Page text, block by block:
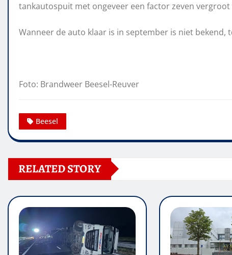
tankautospuit met ongeveer een factor zeven
Wanneer de auto klaar is in september is niet
Foto: Brandweer Beesel-Reuver
Beesel
RELATED STORY